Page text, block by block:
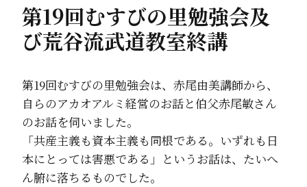
第19回むすびの里勉強会及
び荒谷流武道教室終講
第19回むすびの里勉強会は、赤尾由美講師から、
自らのアカオアルミ経営のお話と伯父赤尾敏さん
のお話を伺いました。
「共産主義も資本主義も同根である。いずれも日
本にとっては害悪である」というお話は、たいへ
ん腑に落ちるものでした。